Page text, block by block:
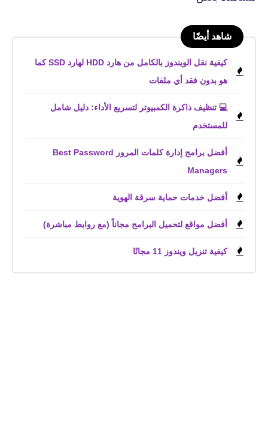
شاهد أيضًا
كيفية نقل الويندوز بالكامل من هارد HDD لهارد SSD كما
هو بدون فقد أي ملفات
💻 تنظيف ذاكرة الكمبيوتر لتسريع الأداء: دليل شامل
للمستخدم
أفضل برامج إدارة كلمات المرور Best Password
Managers
أفضل خدمات حماية سرقة الهوية
أفضل مواقع لتحميل البرامج مجاناً (مع روابط مباشرة)
كيفية تنزيل ويندوز 11 مجانًا